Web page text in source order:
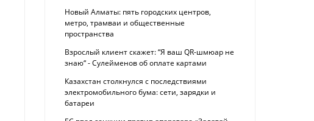
Новый Алматы: пять городских центров,
метро, трамваи и общественные
пространства
Взрослый клиент скажет: “Я ваш QR-шмюар не
знаю“ - Сулейменов об оплате картами
Казахстан столкнулся с последствиями
электромобильного бума: сети, зарядки и
батареи